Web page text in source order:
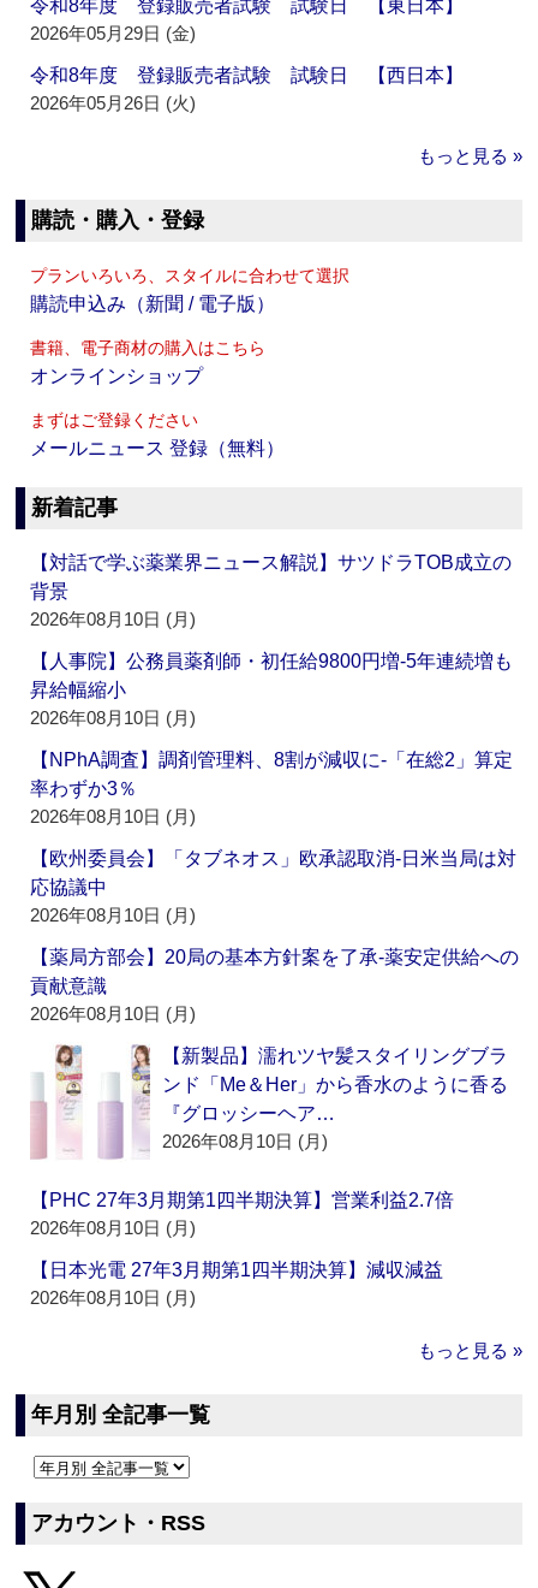
令和8年度 登録販売者試験 試験日 【東日本】
2026年05月29日 (金)
令和8年度 登録販売者試験 試験日 【西日本】
2026年05月26日 (火)
もっと見る »
購読・購入・登録
プランいろいろ、スタイルに合わせて選択
購読申込み（新聞 / 電子版）
書籍、電子商材の購入はこちら
オンラインショップ
まずはご登録ください
メールニュース 登録（無料）
新着記事
【対話で学ぶ薬業界ニュース解説】サツドラTOB成立の
背景
2026年08月10日 (月)
【人事院】公務員薬剤師・初任給9800円増‐5年連続増も
昇給幅縮小
2026年08月10日 (月)
【NPhA調査】調剤管理料、8割が減収に‐「在総2」算定
率わずか3％
2026年08月10日 (月)
【欧州委員会】「タブネオス」欧承認取消‐日米当局は対
応協議中
2026年08月10日 (月)
【薬局方部会】20局の基本方針案を了承‐薬安定供給への
貢献意識
2026年08月10日 (月)
【新製品】濡れツヤ髪スタイリングブラ
ンド「Me＆Her」から香水のように香る
『グロッシーヘア…
2026年08月10日 (月)
【PHC 27年3月期第1四半期決算】営業利益2.7倍
2026年08月10日 (月)
【日本光電 27年3月期第1四半期決算】減収減益
2026年08月10日 (月)
もっと見る »
年月別 全記事一覧
アカウント・RSS